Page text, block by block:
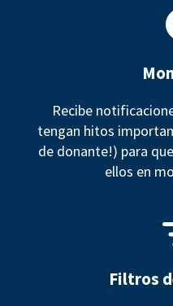
Recibe
tengan hitos
de donante!) para
ellos en
Filtros